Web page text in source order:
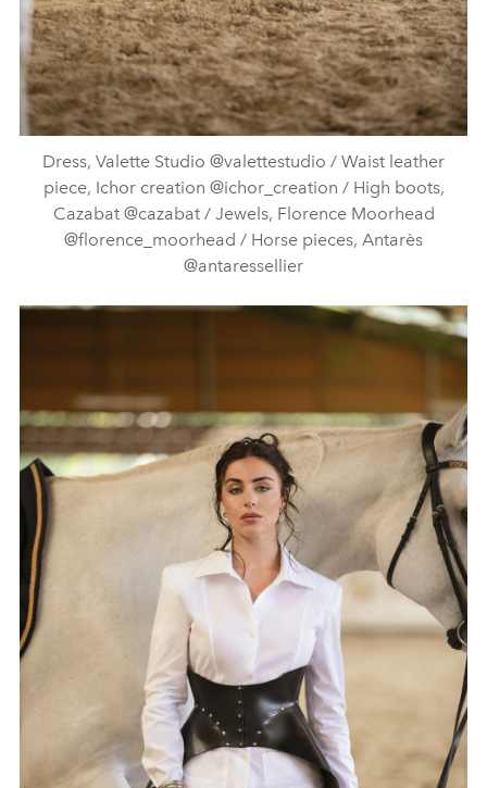
Dress, Valette Studio @valettestudio / Waist leather
piece, Ichor creation @ichor_creation / High boots,
Cazabat @cazabat / Jewels, Florence Moorhead
@florence_moorhead / Horse pieces, Antarès
@antaressellier